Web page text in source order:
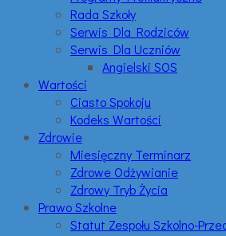
Rada Szkoły
Serwis Dla Rodziców
Serwis Dla Uczniów
Angielski SOS
Wartości
Ciasto Spokoju
Kodeks Wartości
Zdrowie
Miesięczny Terminarz
Zdrowe Odżywianie
Zdrowy Tryb Życia
Prawo Szkolne
Statut Zespołu Szkolno-